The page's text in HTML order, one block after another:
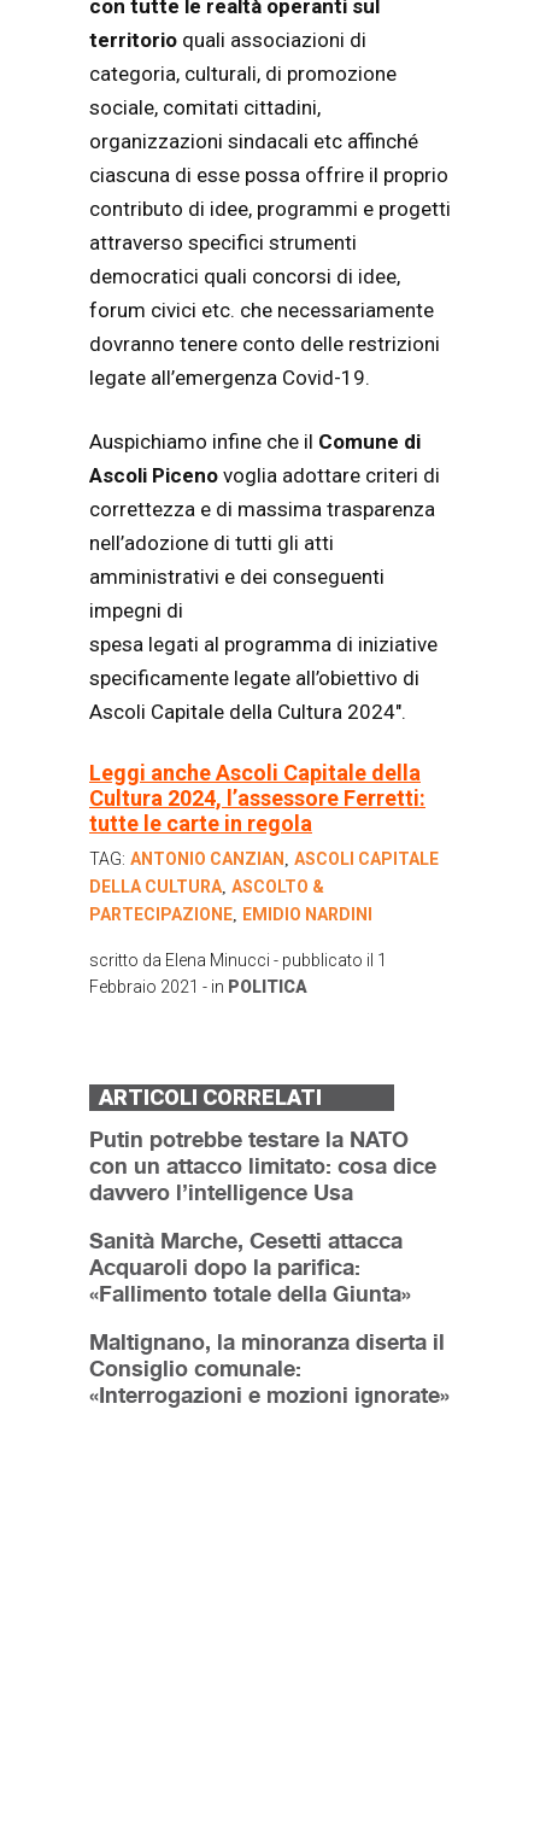
con tutte le realtà operanti sul
territorio quali associazioni di
categoria, culturali, di promozione
sociale, comitati cittadini,
organizzazioni sindacali etc affinché
ciascuna di esse possa offrire il proprio
contributo di idee, programmi e progetti
attraverso specifici strumenti
democratici quali concorsi di idee,
forum civici etc. che necessariamente
dovranno tenere conto delle restrizioni
legate all’emergenza Covid-19.
Auspichiamo infine che il Comune di
Ascoli Piceno voglia adottare criteri di
correttezza e di massima trasparenza
nell’adozione di tutti gli atti
amministrativi e dei conseguenti
impegni di
spesa legati al programma di iniziative
specificamente legate all’obiettivo di
Ascoli Capitale della Cultura 2024″.
Leggi anche Ascoli Capitale della
Cultura 2024, l’assessore Ferretti:
tutte le carte in regola
TAG: ANTONIO CANZIAN
ASCOLI CAPITALE
DELLA CULTURA ASCOLTO &
PARTECIPAZIONE
EMIDIO NARDINI
scritto da Elena Minucci - pubblicato il 1
Febbraio 2021 - in POLITICA
ARTICOLI CORRELATI
Putin potrebbe testare la NATO
con un attacco limitato: cosa dice
davvero l’intelligence Usa
Sanità Marche, Cesetti attacca
Acquaroli dopo la parifica:
«Fallimento totale della Giunta»
Maltignano, la minoranza diserta il
Consiglio comunale:
«Interrogazioni e mozioni ignorate»